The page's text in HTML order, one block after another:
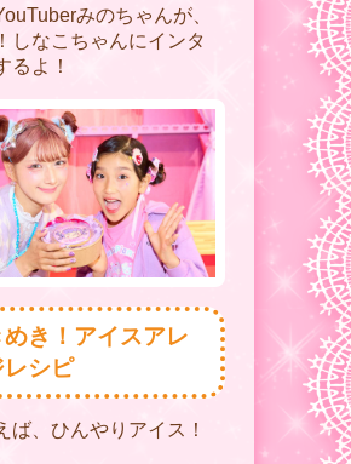
みのちゃんが、
しなこちゃんにインタ
るよ！
めき！アイスアレ
レシピ
ば、ひんやりアイス！